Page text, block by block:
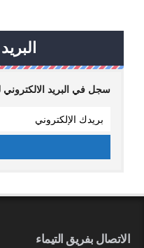
سجل في البريد الالكتروني
الاتصال بفريق التيماء